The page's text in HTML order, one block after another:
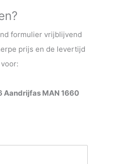
formulier vrijblijvend
prijs en de levertijd
Aandrijfas MAN 1660